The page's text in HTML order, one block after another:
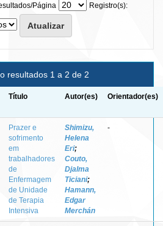
Página
Registro(s):
resultados 1 a 2 de 2
Título Autor(es) Orientador(es)
Prazer e
sofrimento
em
trabalhadores
de
Enfermagem
de Unidade
de Terapia
Intensiva
Shimizu,
Helena
Eri;
Couto,
Djalma
Ticiani;
Hamann,
Edgar
Merchán
-